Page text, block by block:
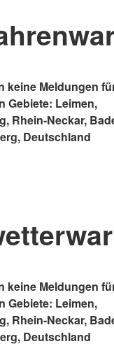
keine Meldungen
Gebiete: Leimen,
Rhein-Neckar,
Deutschland
keine Meldungen
Gebiete: Leimen,
Rhein-Neckar,
Deutschland